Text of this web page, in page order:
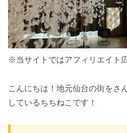
※当サイトではアフィリエイト
こんにちは！地元仙台の街をさ
しているちちねこです！